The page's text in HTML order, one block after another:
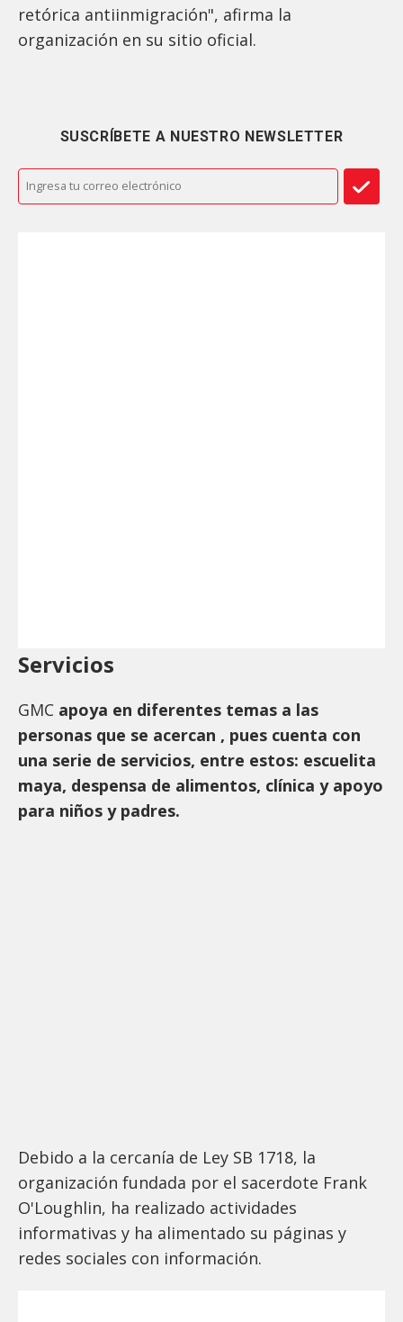
retórica antiinmigración", afirma la
organización en su sitio oficial.
SUSCRÍBETE A NUESTRO NEWSLETTER
Servicios
GMC apoya en diferentes temas a las
personas que se acercan , pues cuenta con
una serie de servicios, entre estos: escuelita
maya, despensa de alimentos, clínica y apoyo
para niños y padres.
Debido a la cercanía de Ley SB 1718, la
organización fundada por el sacerdote Frank
O'Loughlin, ha realizado actividades
informativas y ha alimentado su páginas y
redes sociales con información.